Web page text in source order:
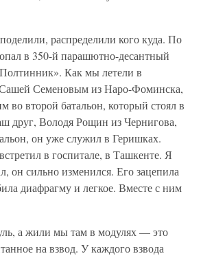
распределили кого куда. По
в 350-й парашютно-десантный
Как мы летели в
Сашей Семеновым из Наро-Фоминска,
во второй батальон, который стоял в
друг, Володя Рощин из Чернигова,
он уже служил в Геришках.
в госпитале, в Ташкенте. Я
он сильно изменился. Его зацепила
диафрагму и легкое. Вместе с ним
а жили мы там в модулях — это
на взвод. У каждого взвода